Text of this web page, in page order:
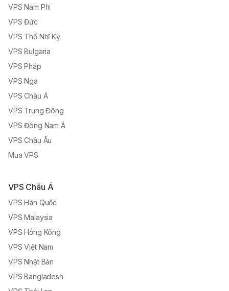
VPS Nam Phi
VPS Đức
VPS Thổ Nhĩ Kỳ
VPS Bulgaria
VPS Pháp
VPS Nga
VPS Châu Á
VPS Trung Đông
VPS Đông Nam Á
VPS Châu Âu
Mua VPS
VPS Châu Á
VPS Hàn Quốc
VPS Malaysia
VPS Hồng Kông
VPS Việt Nam
VPS Nhật Bản
VPS Bangladesh